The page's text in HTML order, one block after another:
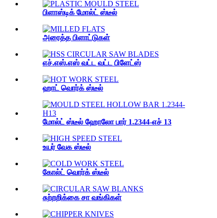
பிளாஸ்டிக் மோல்ட் ஸ்டீல்
அரைத்த பிளாட்டுகள்
எச்.எஸ்.எஸ் வட்ட வட்ட பிளேட்ஸ்
ஹாட் வொர்க் ஸ்டீல்
மோல்ட் ஸ்டீல் ஹோலோ பார் 1.2344-எச் 13
உயர் வேக ஸ்டீல்
கோல்ட் வொர்க் ஸ்டீல்
சுற்றறிக்கை சா வங்கிகள்